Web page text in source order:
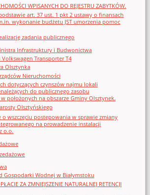
WPISANYCH DO REJESTRU ZABYTKÓW.
art. 37 ust. 1 pkt 2 ustawy o finansach
wykonanie budżetu JST umorzenia pomoc
zadania publicznego
Infrastruktury i Budwonictwa
Transporter T4
Olsztynka
Nieruchomości
dotyczących czynszów najmu lokali
do publicznego zasobu
położonych na obszarze Gminy Olsztynek.
Olsztyńskiego
o wszczęciu postępowania w sprawie zmiany
na prowadzenie instalacji
o.o.
Gospodarki Wodnej w Białymstoku
ZA ZMNIEJSZENIE NATURALNEJ RETENCJI